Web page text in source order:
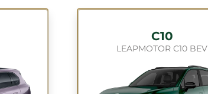
C10
LEAPMOTOR C10 BEV